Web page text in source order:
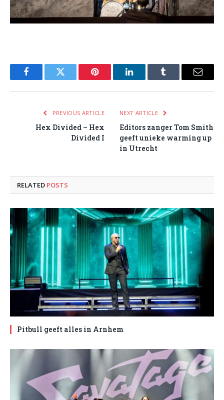
FacebookTwitter Pinterest LinkedInTumblr Email
PREVIOUS ARTICLE
Hex Divided – Hex
Divided I
NEXT ARTICLE
Editors zanger Tom Smith
geeft unieke warming up
in Utrecht
RELATED POSTS
Pitbull geeft alles in Arnhem